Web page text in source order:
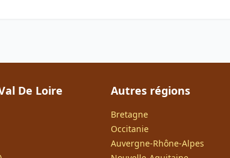
De Loire Autres régions
Bretagne
Occitanie
Auvergne-Rhône-Alpes